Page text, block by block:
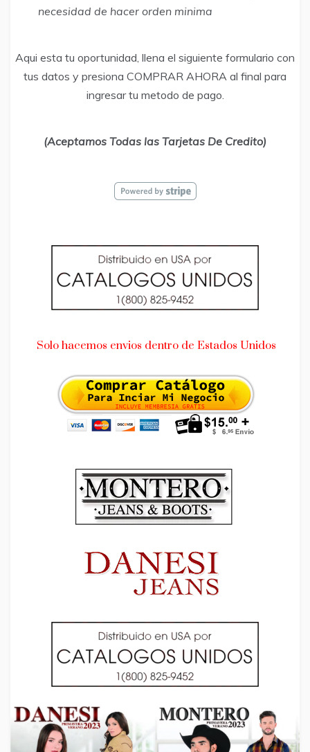
necesidad de hacer orden minima
Aqui esta tu oportunidad, llena el siguiente formulario con
tus datos y presiona COMPRAR AHORA al final para
ingresar tu metodo de pago.
(Aceptamos Todas las Tarjetas De Credito)
Solo hacemos envios dentro de Estados Unidos